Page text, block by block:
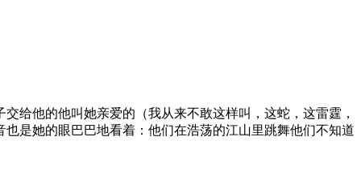
给他的他叫她亲爱的（我从来不敢这样叫，这蛇，这雷霆，
是她的眼巴巴地看着：他们在浩荡的江山里跳舞他们不知道